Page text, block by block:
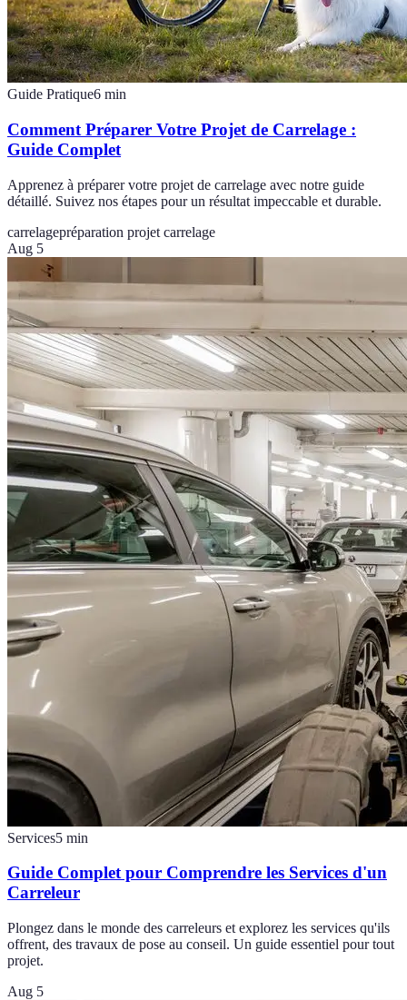
Guide Pratique6 min
Comment Préparer Votre Projet de Carrelage :
Guide Complet
Apprenez à préparer votre projet de carrelage avec notre guide
détaillé. Suivez nos étapes pour un résultat impeccable et durable.
carrelagepréparation projet carrelage
Aug 5
Services5 min
Guide Complet pour Comprendre les Services d'un
Carreleur
Plongez dans le monde des carreleurs et explorez les services qu'ils
offrent, des travaux de pose au conseil. Un guide essentiel pour tout
projet.
Aug 5